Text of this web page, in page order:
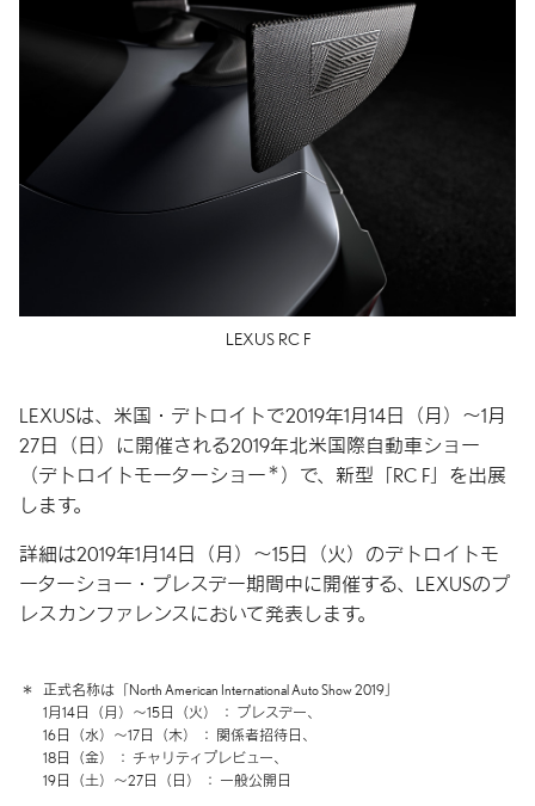
LEXUS RC F
LEXUSは、米国・デトロイトで2019年1月14日（月）～1月
27日（日）に開催される2019年北米国際自動車ショー
（デトロイトモーターショー ＊ ）で、新型「RC F」を出展
します。
詳細は2019年1月14日（月）～15日（火）のデトロイトモ
ーターショー・プレスデー期間中に開催する、LEXUSのプ
レスカンファレンスにおいて発表します。
＊
正式名称は「North American International Auto Show 2019」
1月14日（月）～15日（火） ： プレスデー、
16日（水）～17日（木） ： 関係者招待日、
18日（金） ： チャリティプレビュー、
19日（土）～27日（日） ： 一般公開日